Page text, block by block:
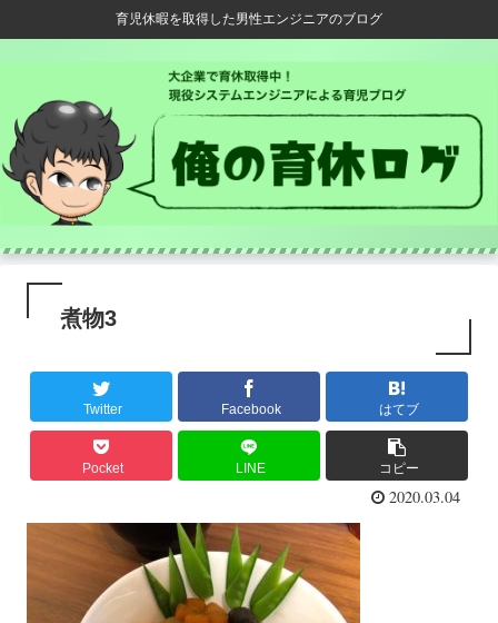
育児休暇を取得した男性エンジニアのブログ
煮物3
Twitter Facebook はてブ
Pocket LINE コピー
2020.03.04